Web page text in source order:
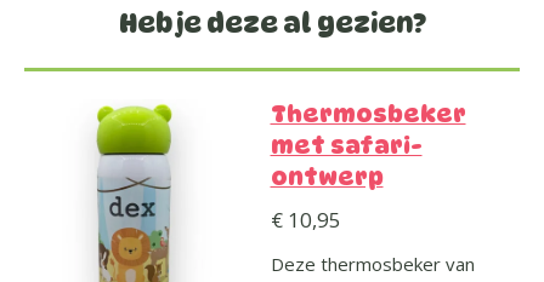
Heb je deze al gezien?
Thermosbeker
met safari-
ontwerp
€ 10,95
Deze thermosbeker van